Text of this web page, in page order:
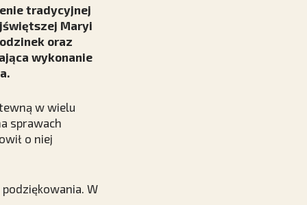
tradycyjnej
Maryi
oraz
wykonanie
w wielu
sprawach
o niej
W